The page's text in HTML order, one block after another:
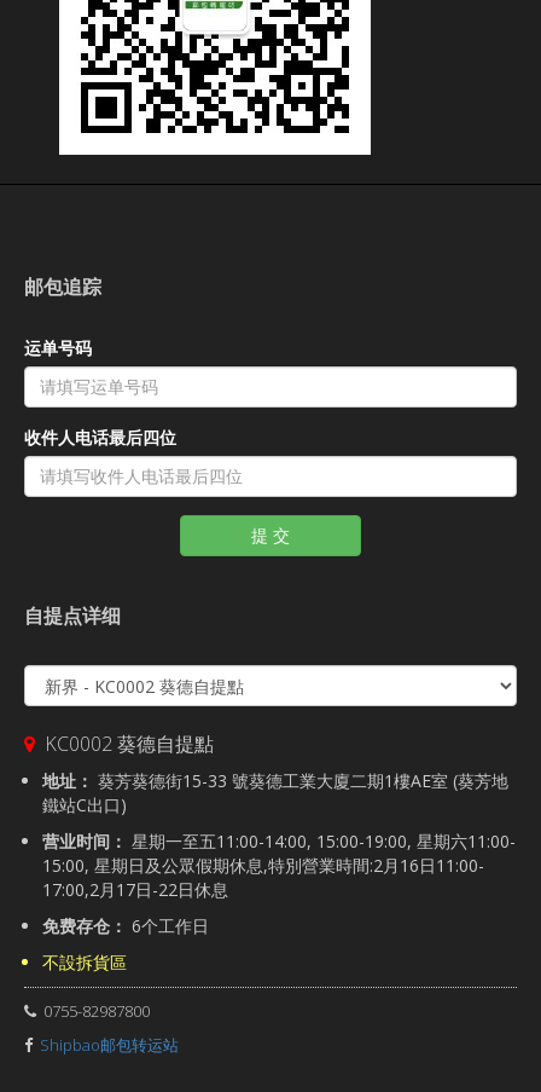
邮包追踪
运单号码
收件人电话最后四位
提 交
自提点详细
KC0002 葵德自提點
地址： 葵芳葵德街15-33 號葵德工業大廈二期1樓AE室 (葵芳地
鐵站C出口)
营业时间： 星期一至五11:00-14:00, 15:00-19:00, 星期六11:00-
15:00, 星期日及公眾假期休息,特別營業時間:2月16日11:00-
17:00,2月17日-22日休息
免费存仓： 6个工作日
不設拆貨區
0755-82987800
Shipbao邮包转运站